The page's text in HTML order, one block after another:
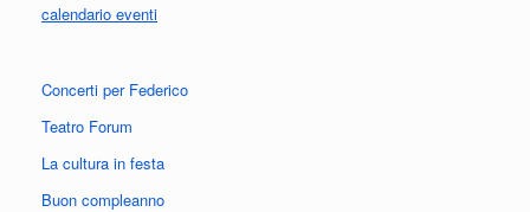
calendario eventi
Concerti per Federico
Teatro Forum
La cultura in festa
Buon compleanno